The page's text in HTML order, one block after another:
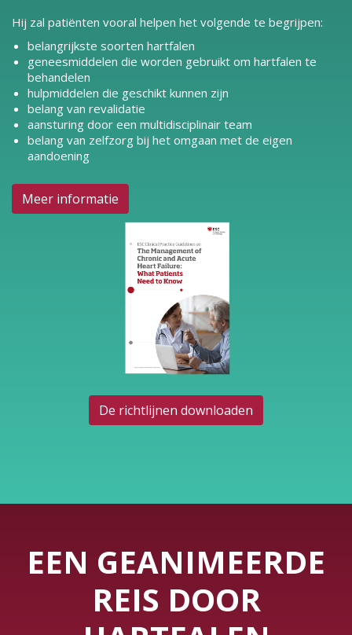
Hij zal patiënten vooral helpen het volgende te begrijpen:
belangrijkste soorten hartfalen
geneesmiddelen die worden gebruikt om hartfalen te
behandelen
hulpmiddelen die geschikt kunnen zijn
belang van revalidatie
aansturing door een multidisciplinair team
belang van zelfzorg bij het omgaan met de eigen
aandoening
Meer informatie
De richtlijnen downloaden
EEN GEANIMEERDE
REIS DOOR